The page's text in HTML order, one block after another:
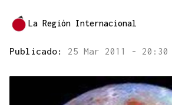
La Región Internacional
Publicado: 25 Mar 2011 - 20:30